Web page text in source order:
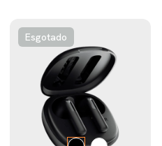
Esgotado